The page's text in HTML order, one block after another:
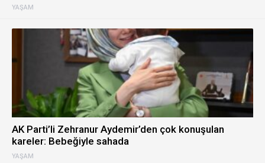
YAŞAM
YAŞAM
AK Parti’li Zehranur Aydemir’den çok konuşulan
kareler: Bebeğiyle sahada